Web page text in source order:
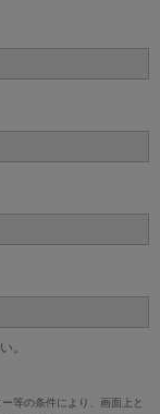
。
等の条件により、画面上と